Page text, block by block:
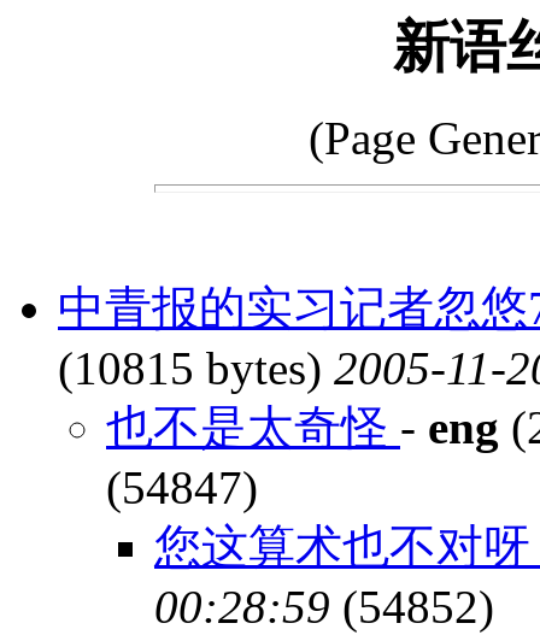
新语
(Page
中青报的实习记者忽
(10815 bytes) 2005-11-
也不是太奇怪 - eng
(54847)
您这算术也不对
00:28:59 (54852)